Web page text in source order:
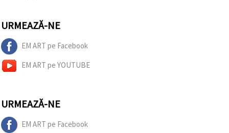
URMEAZĂ-NE
EM ART pe Facebook
EM ART pe YOUTUBE
URMEAZĂ-NE
EM ART pe Facebook